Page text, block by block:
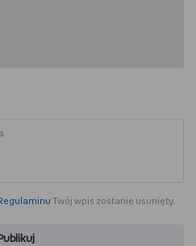
Twój wpis zostanie usunięty.